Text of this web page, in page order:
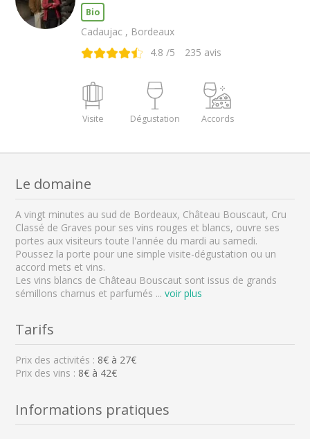
Bio
Cadaujac , Bordeaux
4.8 /5 235 avis
Visite Dégustation Accords
Le domaine
A vingt minutes au sud de Bordeaux, Château Bouscaut, Cru
Classé de Graves pour ses vins rouges et blancs, ouvre ses
portes aux visiteurs toute l'année du mardi au samedi.
Poussez la porte pour une simple visite-dégustation ou un
accord mets et vins.
Les vins blancs de Château Bouscaut sont issus de grands
sémillons charnus et parfumés ... voir plus
Tarifs
Prix des activités : 8€ à 27€
Prix des vins : 8€ à 42€
Informations pratiques